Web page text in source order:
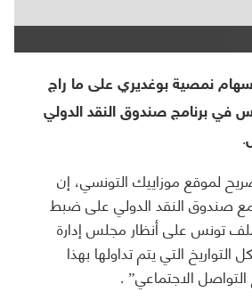
سهام نمصية بوغديري على ما راج
في برنامج صندوق النقد الدولي
لموقع موزاييك التونسي، إن
مع صندوق النقد الدولي على ضبط
تونس على أنظار مجلس إدارة
التي يتم تداولها بهذا
الاجتماعي” .